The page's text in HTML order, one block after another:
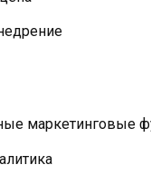
маркетинговые